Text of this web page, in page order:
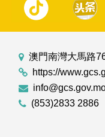
澳門南灣大馬路
https://
(853)2833 2886